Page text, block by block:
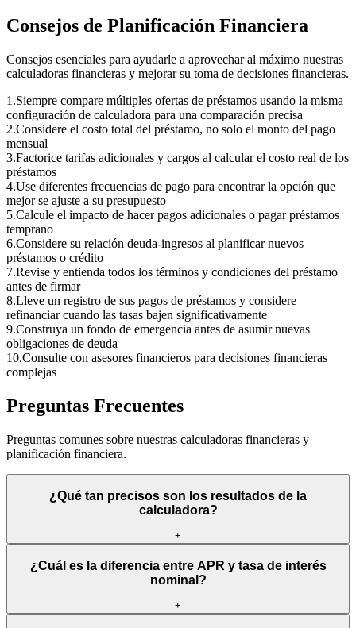
Consejos de Planificación Financiera
Consejos esenciales para ayudarle a aprovechar al máximo nuestras
calculadoras financieras y mejorar su toma de decisiones financieras.
1 .Siempre compare múltiples ofertas de préstamos usando la misma
configuración de calculadora para una comparación precisa
2.Considere el costo total del préstamo, no solo el monto del pago
mensual
3.Factorice tarifas adicionales y cargos al calcular el costo real de los
préstamos
4.Use diferentes frecuencias de pago para encontrar la opción que
mejor se ajuste a su presupuesto
5.Calcule el impacto de hacer pagos adicionales o pagar préstamos
temprano
6.Considere su relación deuda-ingresos al planificar nuevos
préstamos o crédito
7.Revise y entienda todos los términos y condiciones del préstamo
antes de firmar
8.Lleve un registro de sus pagos de préstamos y considere
refinanciar cuando las tasas bajen significativamente
9.Construya un fondo de emergencia antes de asumir nuevas
obligaciones de deuda
10.Consulte con asesores financieros para decisiones financieras
complejas
Preguntas Frecuentes
Preguntas comunes sobre nuestras calculadoras financieras y
planificación financiera.
¿Qué tan precisos son los resultados de la
calculadora?
+
¿Cuál es la diferencia entre APR y tasa de interés
nominal?
+